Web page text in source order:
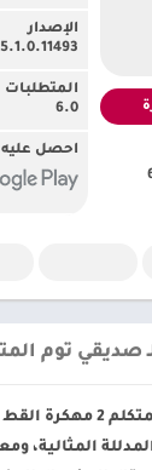
الإصدار
المتطلبات
6.0
احصل عليه
صديقي توم
تحميل لعبة صديقي توم
المثالية،